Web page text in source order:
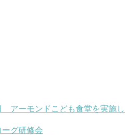
アーモンドこども食堂を実施し
グ研修会